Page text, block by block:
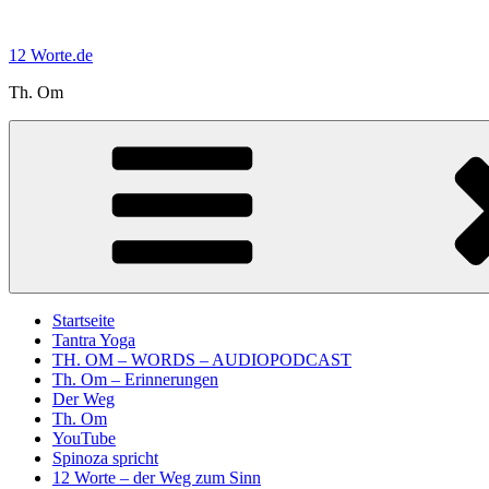
springen
12 Worte.de
Th. Om
Startseite
Tantra Yoga
TH. OM – WORDS – AUDIOPODCAST
Th. Om – Erinnerungen
Der Weg
Th. Om
YouTube
Spinoza spricht
12 Worte – der Weg zum Sinn